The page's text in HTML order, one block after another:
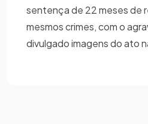
sentença de 22 meses de
mesmos crimes, com o
divulgado imagens do ato